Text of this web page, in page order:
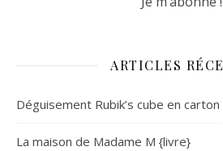
ARTICLES
Déguisement Rubik’s cube en carton
La maison de Madame M {livre}